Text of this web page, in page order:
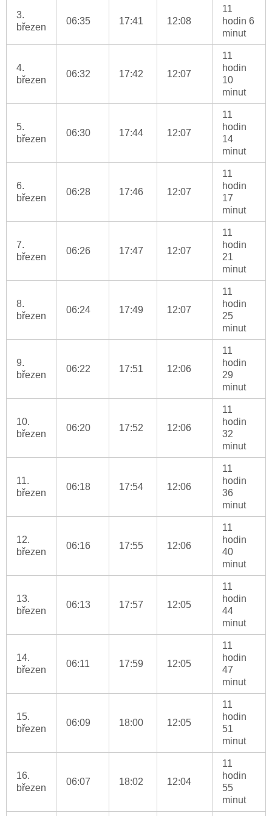
3.
březen
06:35 17:41 12:08
11
hodin 6
minut
4.
březen
06:32 17:42 12:07
11
hodin
10
minut
5.
březen
06:30 17:44 12:07
11
hodin
14
minut
6.
březen
06:28 17:46 12:07
11
hodin
17
minut
7.
březen
06:26 17:47 12:07
11
hodin
21
minut
8.
březen
06:24 17:49 12:07
11
hodin
25
minut
9.
březen
06:22 17:51 12:06
11
hodin
29
minut
10.
březen
06:20 17:52 12:06
11
hodin
32
minut
11.
březen
06:18 17:54 12:06
11
hodin
36
minut
12.
březen
06:16 17:55 12:06
11
hodin
40
minut
13.
březen
06:13 17:57 12:05
11
hodin
44
minut
14.
březen
06:11 17:59 12:05
11
hodin
47
minut
15.
březen
06:09 18:00 12:05
11
hodin
51
minut
16.
březen
06:07 18:02 12:04
11
hodin
55
minut